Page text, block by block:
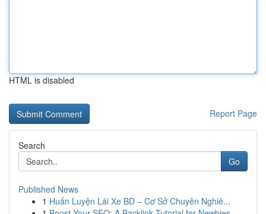
HTML is disabled
Report Page
Search
Go
Published News
1 Huấn Luyện Lái Xe BD – Cơ Sở Chuyên Nghiê...